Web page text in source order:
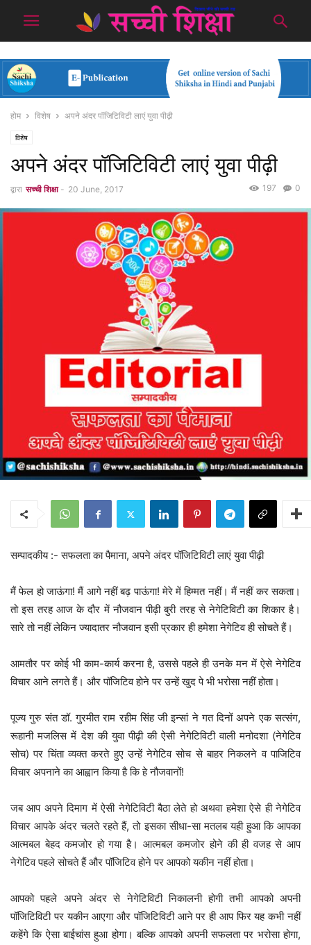
होम विशेष अपने अंदर पॉजिटिविटी लाएं युवा पीढ़ी
विशेष
अपने अंदर पॉजिटिविटी लाएं युवा पीढ़ी
द्वारा सच्ची शिक्षा - 20 June, 2017 0
197
सम्पादकीय :- सफलता का पैमाना, अपने अंदर पॉजिटिविटी लाएं युवा पीढ़ी
मैं फेल हो जाऊंगा! मैं आगे नहीं बढ़ पाऊंगा! मेरे में हिम्मत नहीं। मैं नहीं कर सकता।
तो इस तरह आज के दौर में नौजवान पीढ़ी बुरी तरह से नेगेटिविटी का शिकार है।
सारे तो नहीं लेकिन ज्यादातर नौजवान इसी प्रकार ही हमेशा नेगेटिव ही सोचते हैं।
आमतौर पर कोई भी काम-कार्य करना है, उससे पहले ही उनके मन में ऐसे नेगेटिव
विचार आने लगते हैं। और पॉजिटिव होने पर उन्हें खुद पे भी भरोसा नहीं होता।
पूज्य गुरु संत डॉ. गुरमीत राम रहीम सिंह जी इन्सां ने गत दिनों अपने एक सत्संग,
रूहानी मजलिस में देश की युवा पीढ़ी की ऐसी नेगेटिविटी वाली मनोदशा (नेगेटिव
सोच) पर चिंता व्यक्त करते हुए उन्हें नेगेटिव सोच से बाहर निकलने व पाजिटिव
विचार अपनाने का आह्वान किया है कि हे नौजवानों!
जब आप अपने दिमाग में ऐसी नेगेटिविटी बैठा लेते हो अथवा हमेशा ऐसे ही नेगेटिव
विचार आपके अंदर चलते रहते हैं, तो इसका सीधा-सा मतलब यही हुआ कि आपका
आत्मबल बेहद कमजोर हो गया है। आत्मबल कमजोर होने की ही वजह से आप
नेगेटिव पहले सोचते हैं और पॉजिटिव होने पर आपको यकीन नहीं होता।
आपको पहले अपने अंदर से नेगेटिविटी निकालनी होगी तभी आपको अपनी
पॉजिटिविटी पर यकीन आएगा और पॉजिटिविटी आने पर ही आप फिर यह कभी नहीं
कहेंगे कि ऐसा बाईचांस हुआ होगा। बल्कि आपको अपनी सफलता पर भरोसा होगा,